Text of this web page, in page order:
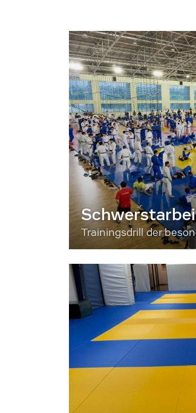
Trainingsdrill der